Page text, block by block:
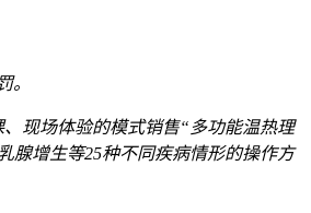
。
现场体验的模式销售“多功能温热理
腺增生等25种不同疾病情形的操作方